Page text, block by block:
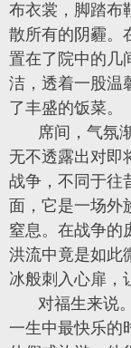
布衣裳，脚踏布
散所有的阴霾。
置在了院中的几
洁，透着一股温
了丰盛的饭菜。
席间，气氛
无不透露出对即
战争，不同于往
面，它是一场外
窒息。在战争的
洪流中竟是如此
冰般刺入心扉，
对福生来说
一生中最快乐的